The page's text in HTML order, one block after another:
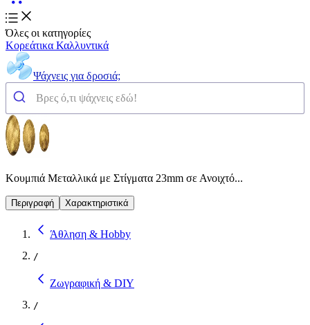
Όλες οι κατηγορίες
Κορεάτικα Καλλυντικά
Ψάχνεις για δροσιά;
Κουμπιά Μεταλλικά με Στίγματα 23mm σε Ανοιχτό...
Περιγραφή Χαρακτηριστικά
Άθληση & Hobby
/
Ζωγραφική & DIY
/